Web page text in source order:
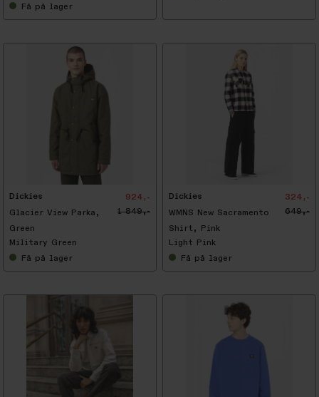
Få på lager
Dickies
Glacier View Parka,
Green
924,-
1 849,-
Military Green
Få på lager
Dickies
WMNS New Sacramento
Shirt, Pink
324,-
649,-
Light Pink
Få på lager